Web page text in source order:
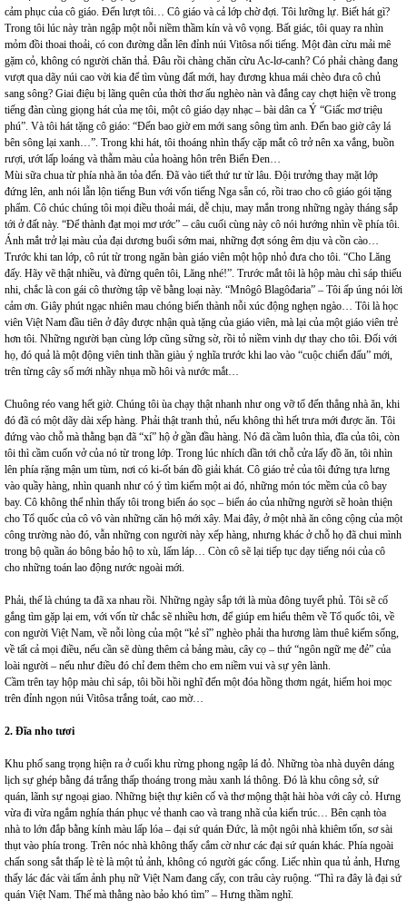
cảm phục của cô giáo. Đến lượt tôi… Cô giáo và cả lớp chờ đợi. Tôi lưỡng lự. Biết hát gì?
Trong tôi lúc này tràn ngập một nỗi niềm thầm kín và vô vọng. Bất giác, tôi quay ra nhìn
mỏm đồi thoai thoải, có con đường dẫn lên đỉnh núi Vitôsa nổi tiếng. Một đàn cừu mải mê
gặm cỏ, không có người chăn thả. Đâu rồi chàng chăn cừu Ac-lơ-canh? Có phải chàng đang
vượt qua dãy núi cao vời kia để tìm vùng đất mới, hay đương khua mái chèo đưa cô chủ
sang sông? Giai điệu bị lãng quên của thời thơ ấu nghèo nàn và đắng cay chợt hiện về trong
tiếng đàn cùng giọng hát của mẹ tôi, một cô giáo dạy nhạc – bài dân ca Ý “Giấc mơ triệu
phú”. Và tôi hát tặng cô giáo: “Đến bao giờ em mới sang sông tìm anh. Đến bao giờ cây lá
bên sông lại xanh…”. Trong khi hát, tôi thoáng nhìn thấy cặp mắt cô trở nên xa vắng, buồn
rượi, ướt lấp loáng và thẫm màu của hoàng hôn trên Biển Đen…
Mùi sữa chua từ phía nhà ăn tỏa đến. Đã vào tiết thứ tư từ lâu. Đội trưởng thay mặt lớp
đứng lên, anh nói lẫn lộn tiếng Bun với vốn tiếng Nga sẵn có, rồi trao cho cô giáo gói tặng
phẩm. Cô chúc chúng tôi mọi điều thoải mái, dễ chịu, may mắn trong những ngày tháng sắp
tới ở đất này. “Để thành đạt mọi mơ ước” – câu cuối cùng này cô nói hướng nhìn về phía tôi.
Ánh mắt trở lại màu của đại dương buổi sớm mai, những đợt sóng êm dịu và cồn cào…
Trước khi tan lớp, cô rút từ trong ngăn bàn giáo viên một hộp nhỏ đưa cho tôi. “Cho Lăng
đấy. Hãy vẽ thật nhiều, và đừng quên tôi, Lăng nhé!”. Trước mắt tôi là hộp màu chì sáp thiếu
nhi, chắc là con gái cô thường tập vẽ bằng loại này. “Mnôgô Blagôđaria” – Tôi ấp úng nói lời
cảm ơn. Giây phút ngạc nhiên mau chóng biến thành nỗi xúc động nghẹn ngào… Tôi là học
viên Việt Nam đầu tiên ở đây được nhận quà tặng của giáo viên, mà lại của một giáo viên trẻ
hơn tôi. Những người bạn cùng lớp cũng sững sờ, rồi tỏ niềm vinh dự thay cho tôi. Đối với
họ, đó quả là một động viên tinh thần giàu ý nghĩa trước khi lao vào “cuộc chiến đấu” mới,
trên từng cây số mới nhầy nhụa mồ hôi và nước mắt…
Chuông réo vang hết giờ. Chúng tôi ùa chạy thật nhanh như ong vỡ tổ đến thẳng nhà ăn, khi
đó đã có một dãy dài xếp hàng. Phải thật tranh thủ, nếu không thì hết trưa mới được ăn. Tôi
đứng vào chỗ mà thằng bạn đã “xí” hộ ở gần đầu hàng. Nó đã cầm luôn thìa, đĩa của tôi, còn
tôi thì cầm cuốn vở của nó từ trong lớp. Trong lúc nhích dần tới chỗ cửa lấy đồ ăn, tôi nhìn
lên phía rặng mận um tùm, nơi có ki-ốt bán đồ giải khát. Cô giáo trẻ của tôi đứng tựa lưng
vào quầy hàng, nhìn quanh như có ý tìm kiếm một ai đó, những món tóc mềm của cô bay
bay. Cô không thể nhìn thấy tôi trong biển áo sọc – biển áo của những người sẽ hoàn thiện
cho Tổ quốc của cô vô vàn những căn hộ mới xây. Mai đây, ở một nhà ăn công cộng của một
công trường nào đó, vẫn những con người này xếp hàng, nhưng khác ở chỗ họ đã chui mình
trong bộ quần áo bông bảo hộ to xù, lấm láp… Còn cô sẽ lại tiếp tục dạy tiếng nói của cô
cho những toán lao động nước ngoài mới.
Phải, thế là chúng ta đã xa nhau rồi. Những ngày sắp tới là mùa đông tuyết phủ. Tôi sẽ cố
gắng tìm gặp lại em, với vốn từ chắc sẽ nhiều hơn, để giúp em hiểu thêm về Tổ quốc tôi, về
con người Việt Nam, về nỗi lòng của một “kẻ sĩ” nghèo phải tha hương làm thuê kiếm sống,
về tất cả mọi điều, nếu cần sẽ dùng thêm cả bảng màu, cây cọ – thứ “ngôn ngữ mẹ đẻ” của
loài người – nếu như điều đó chỉ đem thêm cho em niềm vui và sự yên lành.
Cầm trên tay hộp màu chì sáp, tôi bồi hồi nghĩ đến một đóa hồng thơm ngát, hiếm hoi mọc
trên đỉnh ngọn núi Vitôsa trắng toát, cao mờ…
2. Đĩa nho tươi
Khu phố sang trọng hiện ra ở cuối khu rừng phong ngập lá đỏ. Những tòa nhà duyên dáng
lịch sự ghép bằng đá trắng thấp thoáng trong màu xanh lá thông. Đó là khu công sở, sứ
quán, lãnh sự ngoại giao. Những biệt thự kiên cố và thơ mộng thật hài hòa với cây cỏ. Hưng
vừa đi vừa ngắm nghía thán phục vẻ thanh cao và trang nhã của kiến trúc… Bên cạnh tòa
nhà to lớn đắp bằng kính màu lấp lóa – đại sứ quán Đức, là một ngôi nhà khiêm tốn, sơ sài
thụt vào phía trong. Trên nóc nhà không thấy cắm cờ như các đại sứ quán khác. Phía ngoài
chấn song sắt thấp lè tè là một tủ ảnh, không có người gác cổng. Liếc nhìn qua tủ ảnh, Hưng
thấy lác đác vài tấm ảnh phụ nữ Việt Nam đang cấy, con trâu cày ruộng. “Thì ra đây là đại sứ
quán Việt Nam. Thế mà thằng nào bảo khó tìm” – Hưng thầm nghĩ.